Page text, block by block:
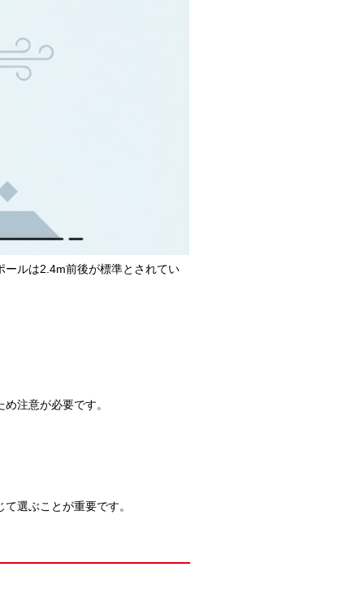
ルは2.4m前後が標準とされてい
注意が必要です。
選ぶことが重要です。